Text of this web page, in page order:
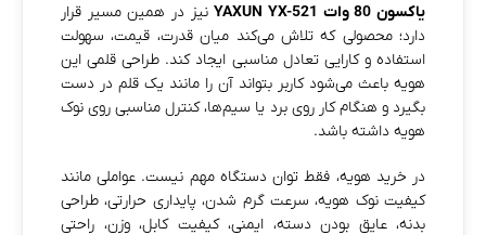
یاکسون 80 وات YAXUN YX-521
نیز در همین مسیر قرار
دارد؛ محصولی که تلاش می‌کند میان قدرت، قیمت، سهولت
استفاده و کارایی تعادل مناسبی ایجاد کند. طراحی قلمی این
هویه باعث می‌شود کاربر بتواند آن را مانند یک قلم در دست
بگیرد و هنگام کار روی برد یا سیم‌ها، کنترل مناسبی روی نوک
هویه داشته باشد.
در خرید هویه، فقط توان دستگاه مهم نیست. عواملی مانند
کیفیت نوک هویه، سرعت گرم شدن، پایداری حرارتی، طراحی
بدنه، عایق بودن دسته، ایمنی، کیفیت کابل، وزن، راحتی